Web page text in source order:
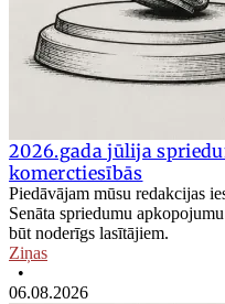
2026.gada jūlija
komerctiesībās
Piedāvājam mūsu redakcijas
Senāta spriedumu
būt noderīgs lasītājiem.
Ziņas
•
06.08.2026